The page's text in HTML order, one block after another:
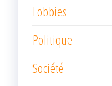
Lobbies
Politique
Société